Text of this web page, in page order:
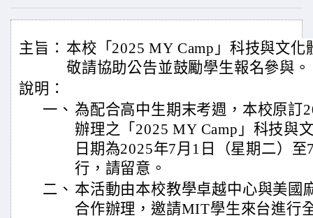
主旨： 本校「2025 MY Camp」科技與文
敬請協助公告並鼓勵學生報名參與。
說明：
一、 為配合高中生期末考週，本校原訂
辦理之「2025 MY Camp」科技與
日期為2025年7月1日（星期二）
行，請留意。
二、 本活動由本校教學卓越中心與美國
合作辦理，邀請MIT學生來台進行